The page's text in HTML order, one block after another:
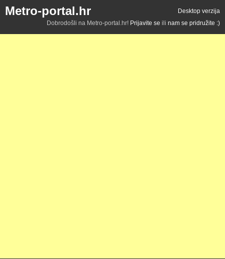
Metro-portal.hr
Desktop verzija
Dobrodošli na Metro-portal.hr! Prijavite se ili nam se pridružite :)